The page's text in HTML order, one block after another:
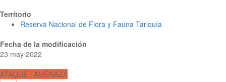
Territorio
Reserva Nacional de Flora y Fauna Tariquía
Fecha de la modificación
23 may 2022
ATAQUE / AMENAZA